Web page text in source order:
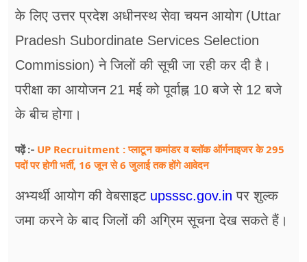
के लिए उत्तर प्रदेश अधीनस्थ सेवा चयन आयोग (Uttar
Pradesh Subordinate Services Selection
Commission) ने जिलों की सूची जा रही कर दी है।
परीक्षा का आयोजन 21 मई को पूर्वाह्न 10 बजे से 12 बजे
के बीच होगा।
पढ़ें :- UP Recruitment : प्लाटून कमांडर व ब्लॉक ऑर्गनाइजर के 295
पदों पर होगी भर्ती, 16 जून से 6 जुलाई तक होंगे आवेदन
अभ्यर्थी आयोग की वेबसाइट upsssc.gov.in पर शुल्क
जमा करने के बाद जिलों की अग्रिम सूचना देख सकते हैं।